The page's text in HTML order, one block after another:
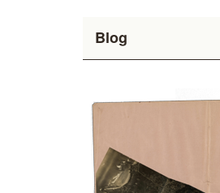
Blog